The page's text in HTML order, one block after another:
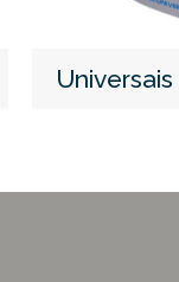
Universais